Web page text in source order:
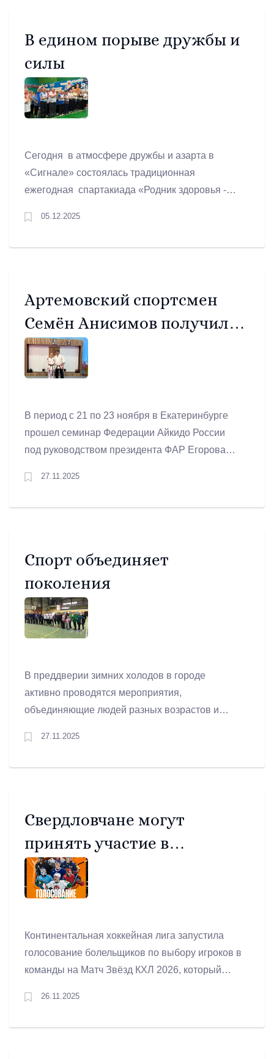
В едином порыве дружбы и
силы
Сегодня в атмосфере дружбы и азарта в
«Сигнале» состоялась традиционная
ежегодная спартакиада «Родник здоровья -
духа, на который собралось самое активное и
05.12.2025
Артемовский спортсмен
Семён Анисимов получил
черный пояс!
В период с 21 по 23 ноября в Екатеринбурге
прошел семинар Федерации Айкидо России
под руководством президента ФАР Егорова
Рудневой Н.В. (6 дан айкидо). В рамках
27.11.2025
Спорт объединяет
поколения
В преддверии зимних холодов в городе
активно проводятся мероприятия,
объединяющие людей разных возрастов и
Чеснокова, участника СВО, до традиционных
27.11.2025
Свердловчане могут
принять участие в
голосовании по выбору
игроков на Матч Звёзд КХЛ
Континентальная хоккейная лига запустила
голосование болельщиков по выбору игроков в
команды на Матч Звёзд КХЛ 2026, который
Екатеринбурге 6–8 февраля.
26.11.2025